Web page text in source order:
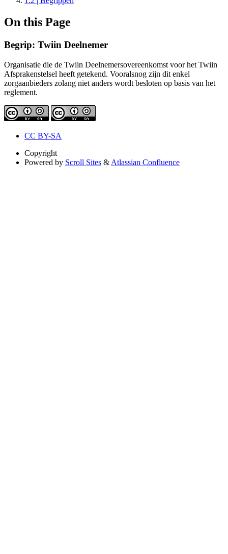
On this Page
Begrip: Twiin Deelnemer
Organisatie die de Twiin Deelnemersovereenkomst voor het Twiin
Afsprakenstelsel heeft getekend. Vooralsnog zijn dit enkel
zorgaanbieders zolang niet anders wordt besloten op basis van het
reglement.
CC BY-SA
Copyright
Powered by Scroll Sites & Atlassian Confluence